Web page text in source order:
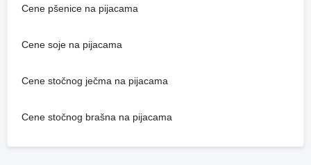
Cene pšenice na pijacama
Cene soje na pijacama
Cene stočnog ječma na pijacama
Cene stočnog brašna na pijacama